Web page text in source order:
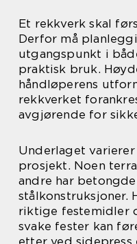
Et rekkverk skal
Derfor må
utgangspunkt i
praktisk bruk.
håndløperens
rekkverket
avgjørende for
Underlaget
prosjekt. Noen
andre har
stålkonstruksjoner.
riktige festemidler
svake fester kan